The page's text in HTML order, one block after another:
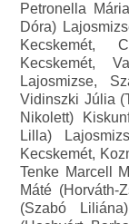
Petronella
Dóra)
Kecskemét,
Kecskemét,
Lajosmizse,
Vidinszki Júlia
Nikolett)
Lilla)
Kecskemét,
Tenke Marcell
Máté (Horváth-
(Szabó